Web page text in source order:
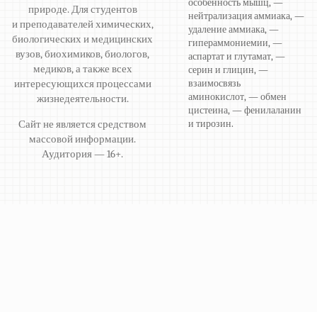
природе. Для студентов
и преподавателей химических,
биологических и медицинских
вузов, биохимиков, биологов,
медиков, а также всех
интересующихся процессами
жизнедеятельности.
Сайт не является средством
массовой информации.
Аудитория — 16+.
особенность мышц, —
нейтрализация аммиака, —
удаление аммиака, —
гипераммониемии, —
аспартат и глутамат, —
серин и глицин, —
взаимосвязь
аминокислот, — обмен
цистеина, — фенилаланин
и тирозин.